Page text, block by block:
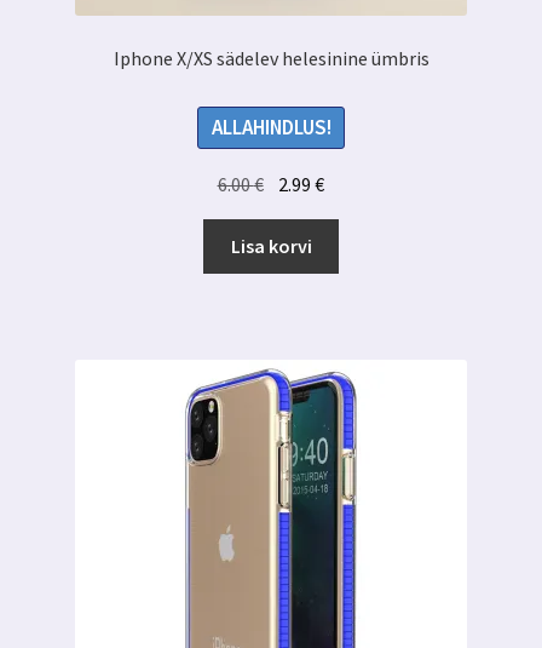
Iphone X/XS sädelev helesinine ümbris
ALLAHINDLUS!
6.00€ Algne
oli:
6.00 €.
2.99€Praegune
2.99 €.
Lisa korvi